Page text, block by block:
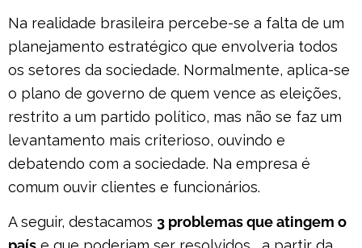
Na realidade brasileira percebe-se a falta de um
planejamento estratégico que envolveria todos
os setores da sociedade. Normalmente, aplica-se
o plano de governo de quem vence as eleições,
restrito a um partido político, mas não se faz um
levantamento mais criterioso, ouvindo e
debatendo com a sociedade. Na empresa é
comum ouvir clientes e funcionários.
A seguir, destacamos 3 problemas que atingem o